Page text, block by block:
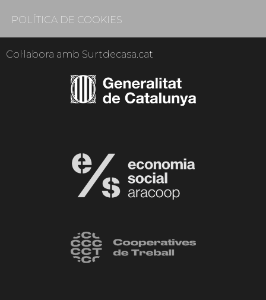
POLÍTICA DE COOKIES
Col·labora amb Surtdecasa.cat